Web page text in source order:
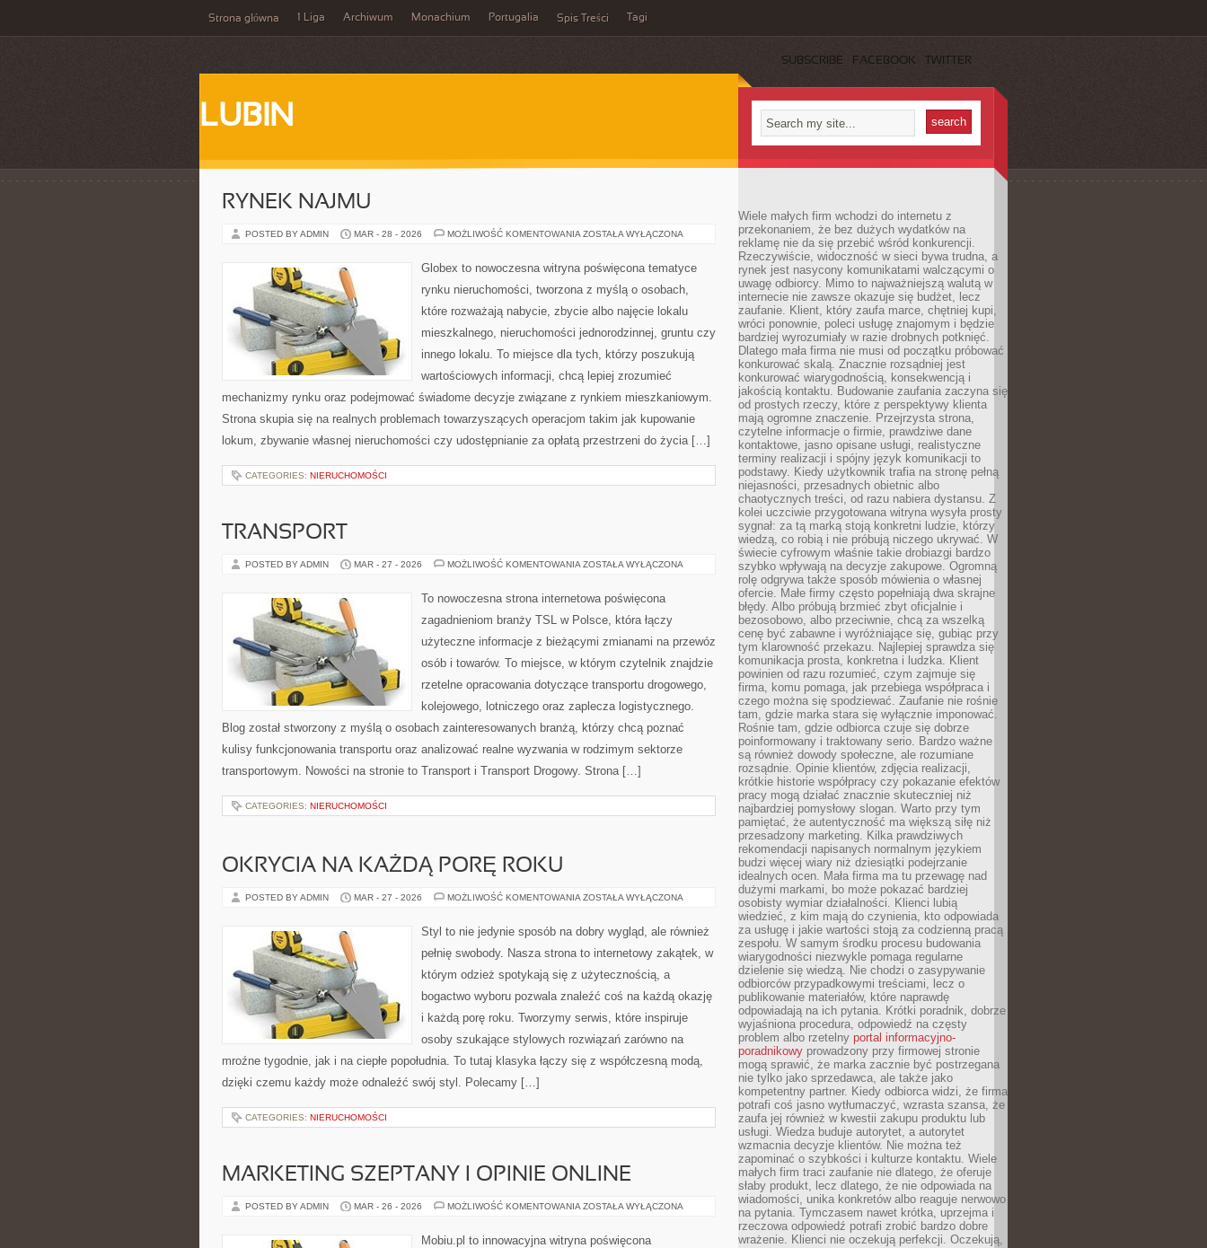
Strona główna 1 Liga Archiwum Monachium Portugalia Spis Treści Tagi
SUBSCRIBE FACEBOOK TWITTER
LUBIN
RYNEK NAJMU
POSTED BY ADMIN MAR - 28 - 2026 MOŻLIWOŚĆ KOMENTOWANIA RYNEK
ZOSTAŁA WYŁĄCZONA
Globex to nowoczesna witryna poświęcona tematyce
rynku nieruchomości, tworzona z myślą o osobach,
które rozważają nabycie, zbycie albo najęcie lokalu
mieszkalnego, nieruchomości jednorodzinnej, gruntu czy
innego lokalu. To miejsce dla tych, którzy poszukują
wartościowych informacji, chcą lepiej zrozumieć
mechanizmy rynku oraz podejmować świadome decyzje związane z rynkiem mieszkaniowym.
Strona skupia się na realnych problemach towarzyszących operacjom takim jak kupowanie
lokum, zbywanie własnej nieruchomości czy udostępnianie za opłatą przestrzeni do życia […]
CATEGORIES: NIERUCHOMOŚCI
TRANSPORT
POSTED BY ADMIN MAR - 27 - 2026 MOŻLIWOŚĆ KOMENTOWANIA TRANSPORT
ZOSTAŁA WYŁĄCZONA
To nowoczesna strona internetowa poświęcona
zagadnieniom branży TSL w Polsce, która łączy
użyteczne informacje z bieżącymi zmianami na przewóz
osób i towarów. To miejsce, w którym czytelnik znajdzie
rzetelne opracowania dotyczące transportu drogowego,
kolejowego, lotniczego oraz zaplecza logistycznego.
Blog został stworzony z myślą o osobach zainteresowanych branżą, którzy chcą poznać
kulisy funkcjonowania transportu oraz analizować realne wyzwania w rodzimym sektorze
transportowym. Nowości na stronie to Transport i Transport Drogowy. Strona […]
CATEGORIES: NIERUCHOMOŚCI
OKRYCIA NA KAŻDĄ PORĘ ROKU
POSTED BY ADMIN MAR - 27 - 2026 MOŻLIWOŚĆ KOMENTOWANIA OKRYCIA
PORĘ
ROKU
ZOSTAŁA WYŁĄCZONA
Styl to nie jedynie sposób na dobry wygląd, ale również
pełnię swobody. Nasza strona to internetowy zakątek, w
którym odzież spotykają się z użytecznością, a
bogactwo wyboru pozwala znaleźć coś na każdą okazję
i każdą porę roku. Tworzymy serwis, które inspiruje
osoby szukające stylowych rozwiązań zarówno na
mroźne tygodnie, jak i na ciepłe popołudnia. To tutaj klasyka łączy się z współczesną modą,
dzięki czemu każdy może odnaleźć swój styl. Polecamy […]
CATEGORIES: NIERUCHOMOŚCI
MARKETING SZEPTANY I OPINIE ONLINE
POSTED BY ADMIN MAR - 26 - 2026 MOŻLIWOŚĆ KOMENTOWANIA MARKETING
OPINIE
ONLINE
ZOSTAŁA WYŁĄCZONA
Mobiu.pl to innowacyjna witryna poświęcona
Wiele małych firm wchodzi do internetu z
przekonaniem, że bez dużych wydatków na
reklamę nie da się przebić wśród konkurencji.
Rzeczywiście, widoczność w sieci bywa trudna, a
rynek jest nasycony komunikatami walczącymi o
uwagę odbiorcy. Mimo to najważniejszą walutą w
internecie nie zawsze okazuje się budżet, lecz
zaufanie. Klient, który zaufa marce, chętniej kupi,
wróci ponownie, poleci usługę znajomym i będzie
bardziej wyrozumiały w razie drobnych potknięć.
Dlatego mała firma nie musi od początku próbować
konkurować skalą. Znacznie rozsądniej jest
konkurować wiarygodnością, konsekwencją i
jakością kontaktu. Budowanie zaufania zaczyna się
od prostych rzeczy, które z perspektywy klienta
mają ogromne znaczenie. Przejrzysta strona,
czytelne informacje o firmie, prawdziwe dane
kontaktowe, jasno opisane usługi, realistyczne
terminy realizacji i spójny język komunikacji to
podstawy. Kiedy użytkownik trafia na stronę pełną
niejasności, przesadnych obietnic albo
chaotycznych treści, od razu nabiera dystansu. Z
kolei uczciwie przygotowana witryna wysyła prosty
sygnał: za tą marką stoją konkretni ludzie, którzy
wiedzą, co robią i nie próbują niczego ukrywać. W
świecie cyfrowym właśnie takie drobiazgi bardzo
szybko wpływają na decyzje zakupowe. Ogromną
rolę odgrywa także sposób mówienia o własnej
ofercie. Małe firmy często popełniają dwa skrajne
błędy. Albo próbują brzmieć zbyt oficjalnie i
bezosobowo, albo przeciwnie, chcą za wszelką
cenę być zabawne i wyróżniające się, gubiąc przy
tym klarowność przekazu. Najlepiej sprawdza się
komunikacja prosta, konkretna i ludzka. Klient
powinien od razu rozumieć, czym zajmuje się
firma, komu pomaga, jak przebiega współpraca i
czego można się spodziewać. Zaufanie nie rośnie
tam, gdzie marka stara się wyłącznie imponować.
Rośnie tam, gdzie odbiorca czuje się dobrze
poinformowany i traktowany serio. Bardzo ważne
są również dowody społeczne, ale rozumiane
rozsądnie. Opinie klientów, zdjęcia realizacji,
krótkie historie współpracy czy pokazanie efektów
pracy mogą działać znacznie skuteczniej niż
najbardziej pomysłowy slogan. Warto przy tym
pamiętać, że autentyczność ma większą siłę niż
przesadzony marketing. Kilka prawdziwych
rekomendacji napisanych normalnym językiem
budzi więcej wiary niż dziesiątki podejrzanie
idealnych ocen. Mała firma ma tu przewagę nad
dużymi markami, bo może pokazać bardziej
osobisty wymiar działalności. Klienci lubią
wiedzieć, z kim mają do czynienia, kto odpowiada
za usługę i jakie wartości stoją za codzienną pracą
zespołu. W samym środku procesu budowania
wiarygodności niezwykle pomaga regularne
dzielenie się wiedzą. Nie chodzi o zasypywanie
odbiorców przypadkowymi treściami, lecz o
publikowanie materiałów, które naprawdę
odpowiadają na ich pytania. Krótki poradnik, dobrze
wyjaśniona procedura, odpowiedź na częsty
problem albo rzetelny portal informacyjno-
poradnikowy prowadzony przy firmowej stronie
mogą sprawić, że marka zacznie być postrzegana
nie tylko jako sprzedawca, ale także jako
kompetentny partner. Kiedy odbiorca widzi, że firma
potrafi coś jasno wytłumaczyć, wzrasta szansa, że
zaufa jej również w kwestii zakupu produktu lub
usługi. Wiedza buduje autorytet, a autorytet
wzmacnia decyzje klientów. Nie można też
zapominać o szybkości i kulturze kontaktu. Wiele
małych firm traci zaufanie nie dlatego, że oferuje
słaby produkt, lecz dlatego, że nie odpowiada na
wiadomości, unika konkretów albo reaguje nerwowo
na pytania. Tymczasem nawet krótka, uprzejma i
rzeczowa odpowiedź potrafi zrobić bardzo dobre
wrażenie. Klienci nie oczekują perfekcji. Oczekują,